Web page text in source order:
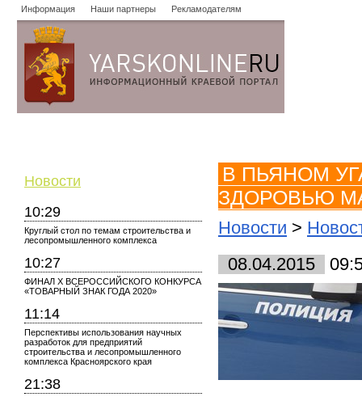
Информация Наши партнеры Рекламодателям
Новости
10:29
Круглый стол по темам строительства и
лесопромышленного комплекса
10:27
ФИНАЛ X ВСЕРОССИЙСКОГО КОНКУРСА
«ТОВАРНЫЙ ЗНАК ГОДА 2020»
11:14
Перспективы использования научных
разработок для предприятий
строительства и лесопромышленного
комплекса Красноярского края
21:38
В ПЬЯНОМ
ЗДОРОВЬЮ
Новости >
08.04.2015